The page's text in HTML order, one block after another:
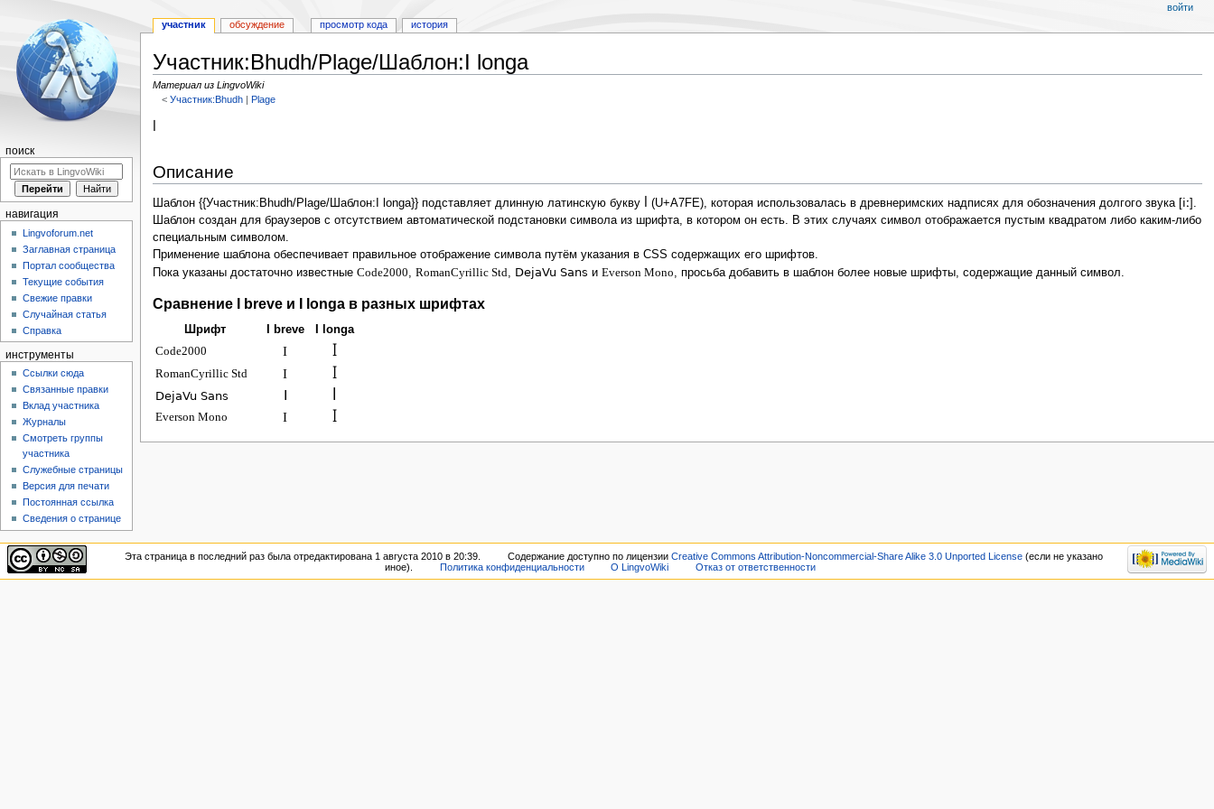
Участник:Bhudh/Plage/Шаблон:I longa
Материал из LingvoWiki
<Участник:Bhudh Plage
Описание
Шаблон {{Участник:Bhudh/Plage/Шаблон:I longa}} подставляет длинную латинскую букву (U+A7FE), которая использовалась в древнеримских надписях для обозначения долгого звука [ iː ].
Шаблон создан для браузеров с отсутствием автоматической подстановки символа из шрифта, в котором он есть. В этих случаях символ отображается пустым квадратом либо каким-либо
специальным символом.
Применение шаблона обеспечивает правильное отображение символа путём указания в CSS содержащих его шрифтов.
Пока указаны достаточно известные Code2000, RomanCyrillic Std, DejaVu Sans и Everson Mono, просьба добавить в шаблон более новые шрифты, содержащие данный символ.
Сравнение I breve и I longa в разных шрифтах
Шрифт I breve
I longa
Code2000
I
RomanCyrillic Std I
DejaVu Sans
Everson Mono I
участник обсуждение просмотр кода история
войти
поиск
навигация
Lingvoforum.net
Заглавная страница
Портал сообщества
Текущие события
Свежие правки
Случайная статья
Справка
инструменты
Ссылки сюда
Связанные правки
Вклад участника
Журналы
Смотреть группы
участника
Служебные страницы
Версия для печати
Постоянная ссылка
Сведения о странице
Эта страница в последний раз была отредактирована 1 августа 2010 в 20:39. Содержание доступно по лицензии Creative Commons Attribution-Noncommercial-Share Alike 3.0 Unported License(если не указано
иное).
Политика конфиденциальности О LingvoWiki Отказ от ответственности